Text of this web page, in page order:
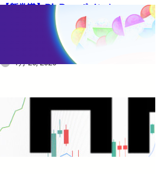
【新常識】BigBossポイント
（BBP）を使い倒せ！取引のた
びに還元される豪華特典のすべ
1月 26, 2026
HFMは日本人でも使えますか？
1月 21, 2026